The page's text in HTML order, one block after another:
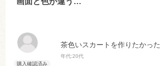
茶色いスカートを作りたかった
年代:20代